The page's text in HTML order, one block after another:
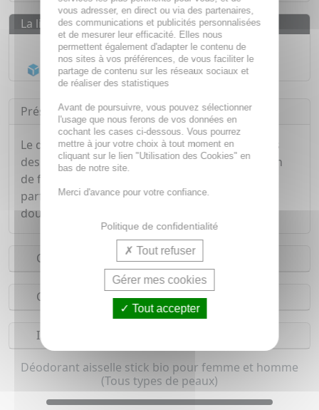
La livraison
Livraison gratuite dès55€
Acheminement Chronopost en 24h*
Présentation
Le déodorant stick Respire protège vos aisselles
des mauvaises odeurs, et procure une sensation
de fraicheur durant 48h. Grâce à ses différents
parfums floraux, il délaisse sur votre peau une
douce odeur estivale
Conseils d'utilisation
Composition
Indications
Déodorant aisselle stick bio pour femme et homme
(Tous types de peaux)
vous adresser, en direct ou via des partenaires,
des communications et publicités personnalisées
et de mesurer leur efficacité. Elles nous
permettent également d'adapter le contenu de
nos sites à vos préférences, de vous faciliter le
partage de contenu sur les réseaux sociaux et
de réaliser des statistiques
Avant de poursuivre, vous pouvez sélectionner
l'usage que nous ferons de vos données en
cochant les cases ci-dessous. Vous pourrez
mettre à jour votre choix à tout moment en
cliquant sur le lien "Utilisation des Cookies" en
bas de notre site.
Merci d'avance pour votre confiance.
Politique de confidentialité
Tout refuser
Gérer mes cookies
Tout accepter